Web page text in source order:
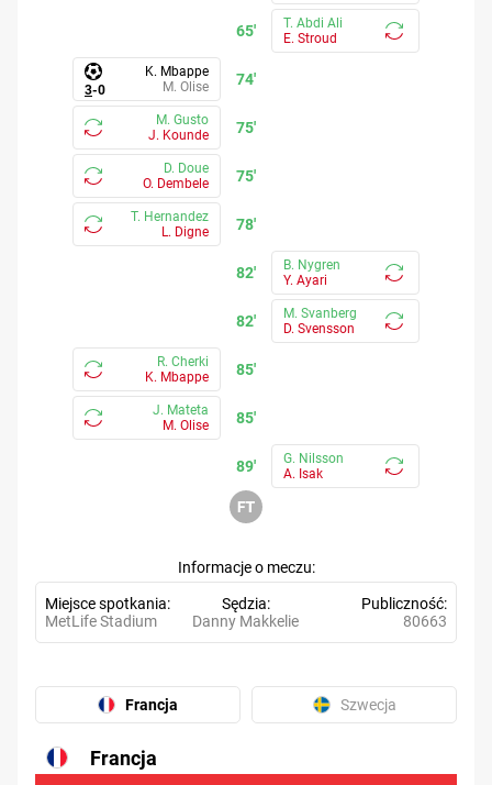
65'
T. Abdi Ali
E. Stroud
74'
3-0
K. Mbappe
M. Olise
75'
M. Gusto
J. Kounde
75'
D. Doue
O. Dembele
78'
T. Hernandez
L. Digne
82'
B. Nygren
Y. Ayari
82'
M. Svanberg
D. Svensson
85'
R. Cherki
K. Mbappe
85'
J. Mateta
M. Olise
89'
G. Nilsson
A. Isak
Informacje o meczu
Miejsce spotkania
MetLife Stadium
Sędzia
Danny Makkelie
Publiczność
80663
Francja Szwecja
Francja